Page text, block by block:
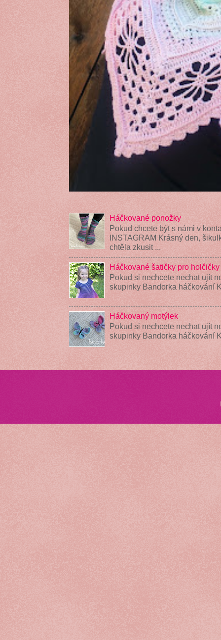
Háčkované ponožky
Pokud chcete být s námi v
INSTAGRAM Krásný den,
chtěla zkusit ...
Háčkované šatičky pro holčičky
Pokud si nechcete nechat ujít
skupinky Bandorka háčkování
Háčkovaný motýlek
Pokud si nechcete nechat ujít
skupinky Bandorka háčkování